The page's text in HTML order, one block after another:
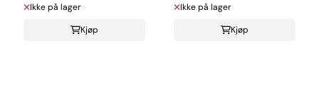
Ikke på lager
Kjøp
Ikke på lager
Kjøp